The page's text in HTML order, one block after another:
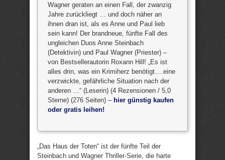
Wagner geraten an einen Fall, der zwanzig
Jahre zurückliegt … und doch näher an
ihnen dran ist, als es Anne und Paul lieb
sein kann! Der brandneue, fünfte Fall des
ungleichen Duos Anne Steinbach
(Detektivin) und Paul Wagner (Priester) –
von Bestsellerautorin Roxann Hill! „Es ist
alles drin, was ein Krimiherz benötigt….eine
verzwickte, gefährliche Situation nach der
anderen …“ (Leserin) (4 Rezensionen / 5,0
Sterne) (276 Seiten) – hier günstig kaufen
oder gratis leihen!
„Das Haus der Toten“ ist der fünfte Teil der
Steinbach und Wagner Thriller-Serie, die harte